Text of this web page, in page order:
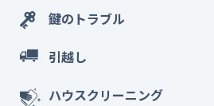
鍵のトラブル
引越し
ハウスクリーニング